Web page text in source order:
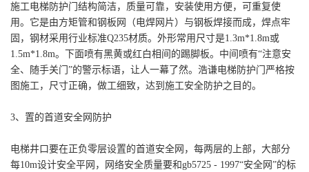
施工电梯防护门结构简洁，质量可靠，安装使用方便，可重复使
用。它是由方矩管和钢板网（电焊网片）与钢板焊接而成，焊点牢
固，钢材采用行业标准Q235材质。外形常用尺寸是1.3m*1.8m或
1.5m*1.8m。下面喷有黑黄或红白相间的踢脚板。中间喷有“注意安
全、随手关门”的警示标语，让人一幕了然。浩谦电梯防护门严格按
图施工，尺寸正确，做工细致，达到施工安全防护之目的。
3、置的首道安全网防护
电梯井口要在正负零层设置的首道安全网，每两层的上部，大部分
每10m设计安全平网，网络安全质量要和gb5725 - 1997“安全网”的标